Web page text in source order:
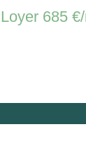
Loyer 685